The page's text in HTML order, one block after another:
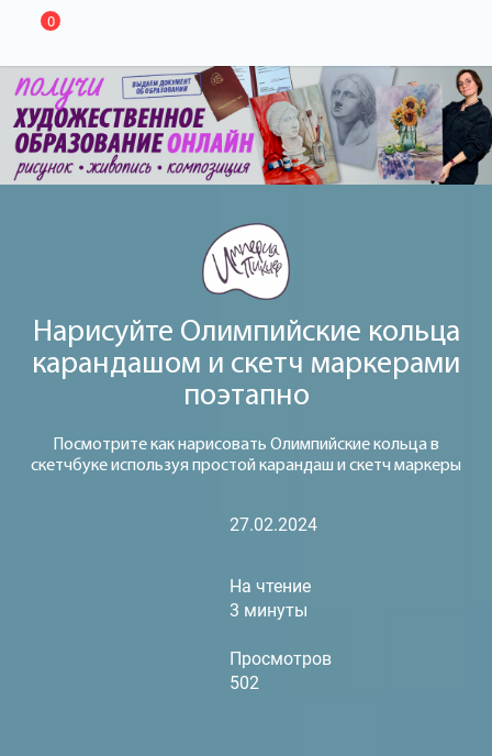
0
Нарисуйте Олимпийские кольца
карандашом и скетч маркерами
поэтапно
Посмотрите как нарисовать Олимпийские кольца в
скетчбуке используя простой карандаш и скетч маркеры
27.02.2024
На чтение
3 минуты
Просмотров
502